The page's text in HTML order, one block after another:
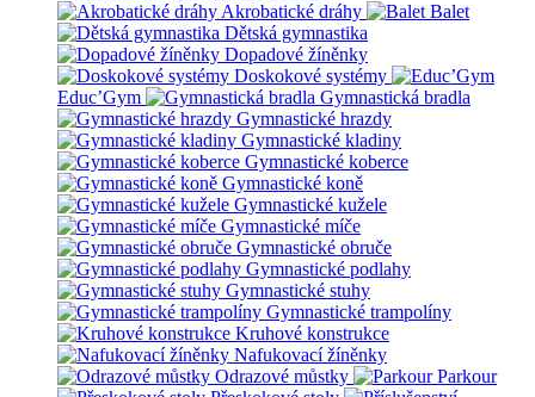
Akrobatické dráhy
Balet
Dětská gymnastika
Dopadové žíněnky
Doskokové systémy
Educ’Gym
Gymnastická bradla
Gymnastické hrazdy
Gymnastické kladiny
Gymnastické koberce
Gymnastické koně
Gymnastické kužele
Gymnastické míče
Gymnastické obruče
Gymnastické podlahy
Gymnastické stuhy
Gymnastické trampolíny
Kruhové konstrukce
Nafukovací žíněnky
Odrazové můstky
Parkour